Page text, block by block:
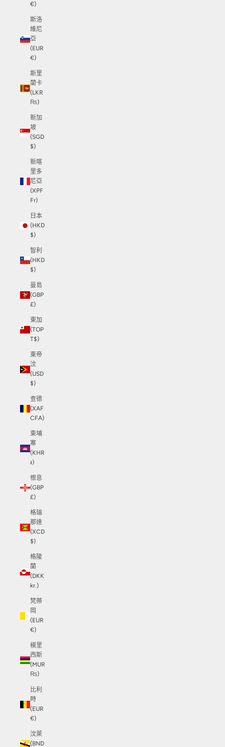
€)
斯洛
維尼
亞
(EUR
€)
斯里
蘭卡
(LKR
₨)
新加
坡
(SGD
$)
新喀
里多
尼亞
(XPF
Fr)
日本
(HKD
$)
智利
(HKD
$)
曼島
(GBP
£)
東加
(TOP
T$)
東帝
汶
(USD
$)
查德
(XAF
CFA)
柬埔
寨
(KHR
៛)
根息
(GBP
£)
格瑞
那達
(XCD
$)
格陵
蘭
(DKK
kr.)
梵蒂
岡
(EUR
€)
模里
西斯
(MUR
₨)
比利
時
(EUR
€)
汶萊
(BND